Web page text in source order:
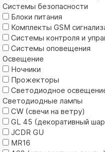
Системы безопасности
Блоки питания
Комплекты GSM
Системы контроля и
Системы оповещения
Освещение
Ночники
Прожекторы
Светодиодное
Светодиодные лампы
CW (свечи на ветру)
GL 45 (декоративный
JCDR GU
MR16